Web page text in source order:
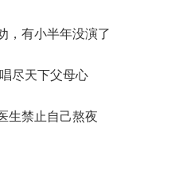
，有小半年没演了
尽天下父母心
生禁止自己熬夜